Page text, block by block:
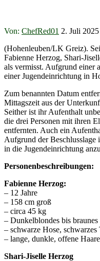
Von: ChefRed01 2. Juli 2025
(Hohenleuben/LK Greiz).
Fabienne Herzog, Shari-
als vermisst. Aufgrund einer
einer Jugendeinrichtung in
Zum benannten Datum
Mittagszeit aus der
Seither ist ihr Aufenthalt
die drei Personen mit ihren
entfernten. Auch ein
Aufgrund der Beschlusslage
in die Jugendeinrichtung
Personenbeschreibungen:
Fabienne Herzog:
– 12 Jahre
– 158 cm groß
– circa 45 kg
– Dunkelblondes bis braunes
– schwarze Hose, schwarzes
– lange, dunkle, offene
Shari-Jiselle Herzog